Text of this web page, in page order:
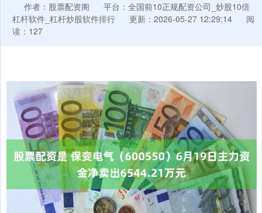
作者：股票配资阁
平台：全国前10正规配资公司_炒股10倍
杠杆软件_杠杆炒股软件排行
更新：2026-05-27 12:29:14
阅
读：127